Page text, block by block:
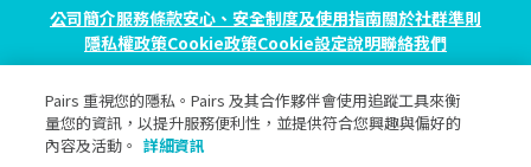
公司簡介服務條款安心、安全制度及使用指南關於社群準則
隱私權政策Cookie政策Cookie設定說明聯絡我們
© eureka, Inc. All rights reserved.
Pairs 重視您的隱私。Pairs 及其合作夥伴會使用追蹤工具來衡
量您的資訊，以提升服務便利性，並提供符合您興趣與偏好的
內容及活動。 詳細資訊